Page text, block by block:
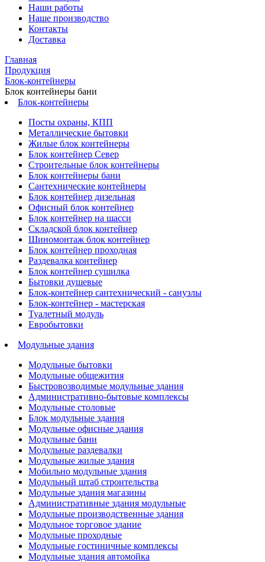
Наши работы
Наше производство
Контакты
Доставка
Главная
Продукция
Блок-контейнеры
Блок контейнеры бани
Блок-контейнеры
Посты охраны, КПП
Металлические бытовки
Жилые блок контейнеры
Блок контейнер Север
Строительные блок контейнеры
Блок контейнеры бани
Сантехнические контейнеры
Блок контейнер дизельная
Офисный блок контейнер
Блок контейнер на шасси
Складской блок контейнер
Шиномонтаж блок контейнер
Блок контейнер проходная
Раздевалка контейнер
Блок контейнер сушилка
Бытовки душевые
Блок-контейнер сантехнический - санузлы
Блок-контейнер - мастерская
Туалетный модуль
Евробытовки
Модульные здания
Модульные бытовки
Модульные общежития
Быстровозводимые модульные здания
Административно-бытовые комплексы
Модульные столовые
Блок модульные здания
Модульные офисные здания
Модульные бани
Модульные раздевалки
Модульные жилые здания
Мобильно модульные здания
Модульный штаб строительства
Модульные здания магазины
Административные здания модульные
Модульные производственные здания
Модульное торговое здание
Модульные проходные
Модульные гостиничные комплексы
Модульные здания автомойка